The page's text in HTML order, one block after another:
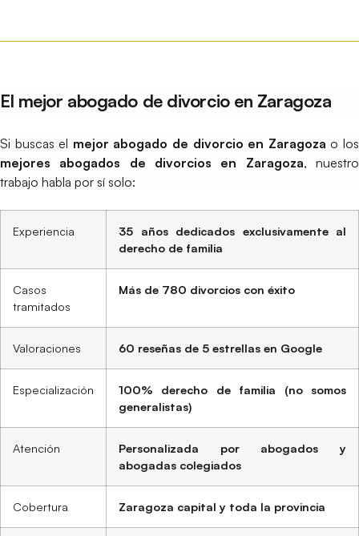
El mejor abogado de divorcio en Zaragoza
Si buscas el mejor abogado de divorcio en Zaragoza o los
mejores abogados de divorcios en Zaragoza, nuestro
trabajo habla por sí solo:
Experiencia
35 años dedicados exclusivamente al
derecho de familia
Casos
tramitados
Más de 780 divorcios con éxito
Valoraciones 60 reseñas de 5 estrellas en Google
Especialización
100% derecho de familia (no somos
generalistas)
Atención
Personalizada por abogados y
abogadas colegiados
Cobertura Zaragoza capital y toda la provincia